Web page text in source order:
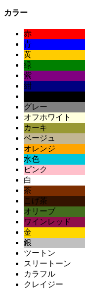
カラー
赤
青
黄
緑
紫
紺
グレー
オフホワイト
カーキ
ベージュ
オレンジ
水色
ピンク
白
茶
こげ茶
オリーブ
ワインレッド
金
銀
ツートン
スリートーン
カラフル
クレイジー